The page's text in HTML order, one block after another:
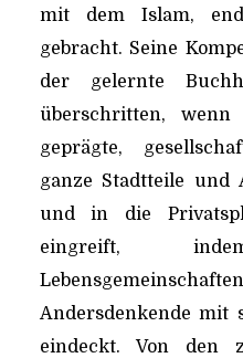
mit dem Islam,
gebracht. Seine
der gelernte
überschritten,
geprägte,
ganze Stadtteile und
und in die
eingreift,
Andersdenkende mit
eindeckt. Von den